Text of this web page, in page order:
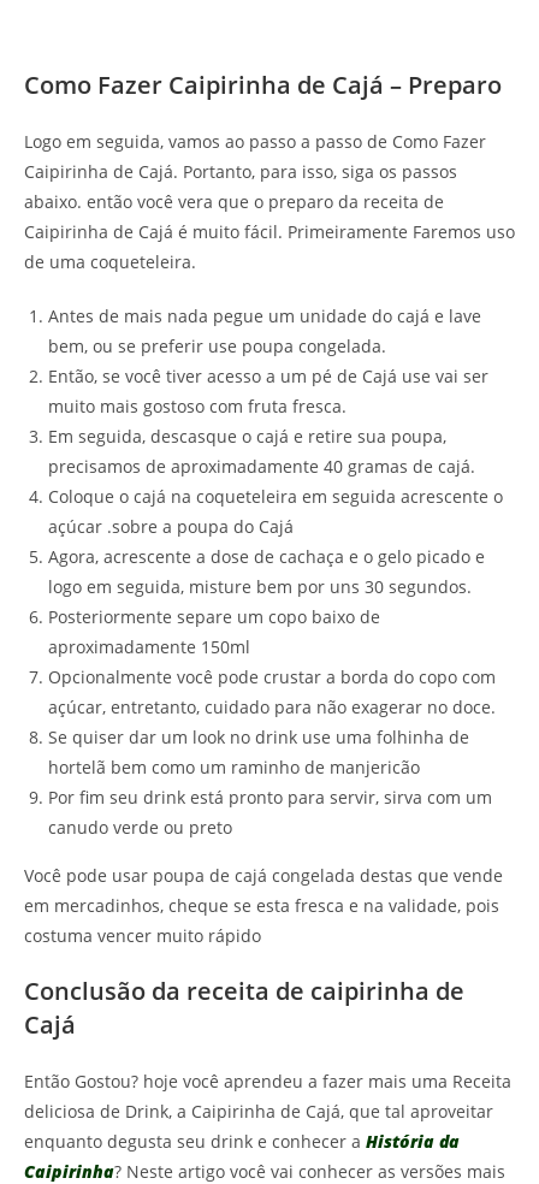
Como Fazer Caipirinha de Cajá – Preparo
Logo em seguida, vamos ao passo a passo de Como Fazer
Caipirinha de Cajá. Portanto, para isso, siga os passos
abaixo. então você vera que o preparo da receita de
Caipirinha de Cajá é muito fácil. Primeiramente Faremos uso
de uma coqueteleira.
Antes de mais nada pegue um unidade do cajá e lave
bem, ou se preferir use poupa congelada.
Então, se você tiver acesso a um pé de Cajá use vai ser
muito mais gostoso com fruta fresca.
Em seguida, descasque o cajá e retire sua poupa,
precisamos de aproximadamente 40 gramas de cajá.
Coloque o cajá na coqueteleira em seguida acrescente o
açúcar .sobre a poupa do Cajá
Agora, acrescente a dose de cachaça e o gelo picado e
logo em seguida, misture bem por uns 30 segundos.
Posteriormente separe um copo baixo de
aproximadamente 150ml
Opcionalmente você pode crustar a borda do copo com
açúcar, entretanto, cuidado para não exagerar no doce.
Se quiser dar um look no drink use uma folhinha de
hortelã bem como um raminho de manjericão
Por fim seu drink está pronto para servir, sirva com um
canudo verde ou preto
Você pode usar poupa de cajá congelada destas que vende
em mercadinhos, cheque se esta fresca e na validade, pois
costuma vencer muito rápido
Conclusão da receita de caipirinha de
Cajá
Então Gostou? hoje você aprendeu a fazer mais uma Receita
deliciosa de Drink, a Caipirinha de Cajá, que tal aproveitar
enquanto degusta seu drink e conhecer a História da
Caipirinha? Neste artigo você vai conhecer as versões mais